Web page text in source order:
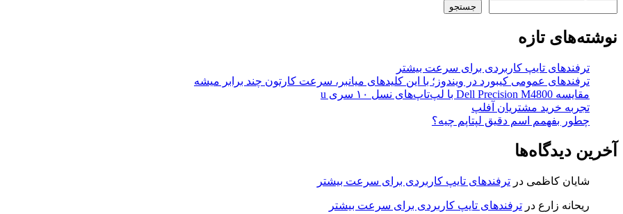
جستجو
نوشته‌های تازه
ترفندهای تایپ کاربردی برای سرعت بیشتر
ترفندهای عمومی کیبورد در ویندوز؛ با این کلیدهای میانبر، سرعت کارتون چند برابر میشه
مقایسه Dell Precision M4800 با لپ‌تاپ‌های نسل ۱۰ سری u
تجربه خرید مشتریان آفلپ
چطور بفهمم اسم دقیق لپتاپم چیه؟
آخرین دیدگاه‌ها
شایان کاظمی در ترفندهای تایپ کاربردی برای سرعت بیشتر
ریحانه زارع در ترفندهای تایپ کاربردی برای سرعت بیشتر